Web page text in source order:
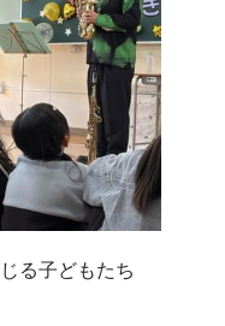
る子どもたち